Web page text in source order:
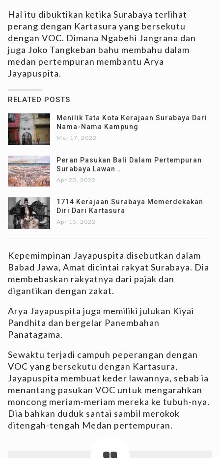
Hal itu dibuktikan ketika Surabaya terlihat
perang dengan Kartasura yang bersekutu
dengan VOC. Dimana Ngabehi Jangrana dan
juga Joko Tangkeban bahu membahu dalam
medan pertempuran membantu Arya
Jayapuspita.
RELATED POSTS
Menilik Tata Kota Kerajaan Surabaya Dari
Nama-Nama Kampung
Mei 17, 2022
Peran Pasukan Bali Dalam Pertempuran
Surabaya Lawan…
Apr 23, 2022
1714 Kerajaan Surabaya Memerdekakan
Diri Dari Kartasura
Apr 15, 2022
Kepemimpinan Jayapuspita disebutkan dalam
Babad Jawa, Amat dicintai rakyat Surabaya. Dia
membebaskan rakyatnya dari pajak dan
digantikan dengan zakat.
Arya Jayapuspita juga memiliki julukan Kiyai
Pandhita dan bergelar Panembahan
Panatagama.
Sewaktu terjadi campuh peperangan dengan
VOC yang bersekutu dengan Kartasura,
Jayapuspita membuat keder lawannya, sebab ia
menantang pasukan VOC untuk mengarahkan
moncong meriam-meriam mereka ke tubuh-nya.
Dia bahkan duduk santai sambil merokok
ditengah-tengah Medan pertempuran.